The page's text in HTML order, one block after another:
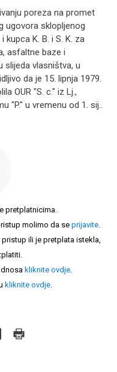
poreza na promet
ugovora sklopljenog
kupca K. B. i S. K. za
asfaltne baze i
slijeda vlasništva, u
da je 15. lipnja 1979.
OUR "S. c." iz Lj.,
"P." u vremenu od 1. sij..
pretplatnicima.
molimo da se prijavite.
ili je pretplata istekla,
kliknite ovdje.
kliknite ovdje.